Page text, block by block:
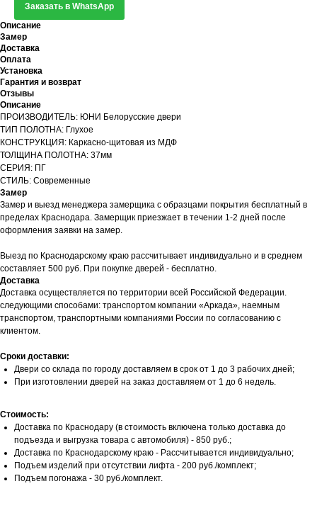
Заказать в WhatsApp
Описание
Замер
Доставка
Оплата
Установка
Гарантия и возврат
Отзывы
Описание
ПРОИЗВОДИТЕЛЬ: ЮНИ Белорусские двери
ТИП ПОЛОТНА: Глухое
КОНСТРУКЦИЯ: Каркасно-щитовая из МДФ
ТОЛЩИНА ПОЛОТНА: 37мм
СЕРИЯ: ПГ
СТИЛЬ: Современные
Замер
Замер и выезд менеджера замерщика с образцами покрытия бесплатный в
пределах Краснодара. Замерщик приезжает в течении 1-2 дней после
оформления заявки на замер.
Выезд по Краснодарскому краю рассчитывает индивидуально и в среднем
составляет 500 руб. При покупке дверей - бесплатно.
Доставка
Доставка осуществляется по территории всей Российской Федерации.
следующими способами: транспортом компании «Аркада», наемным
транспортом, транспортными компаниями России по согласованию с
клиентом.
Сроки доставки:
Двери со склада по городу доставляем в срок от 1 до 3 рабочих дней;
При изготовлении дверей на заказ доставляем от 1 до 6 недель.
Стоимость:
Доставка по Краснодару (в стоимость включена только доставка до
подъезда и выгрузка товара с автомобиля) - 850 руб.;
Доставка по Краснодарскому краю - Рассчитывается индивидуально;
Подъем изделий при отсутствии лифта - 200 руб./комплект;
Подъем погонажа - 30 руб./комплект.